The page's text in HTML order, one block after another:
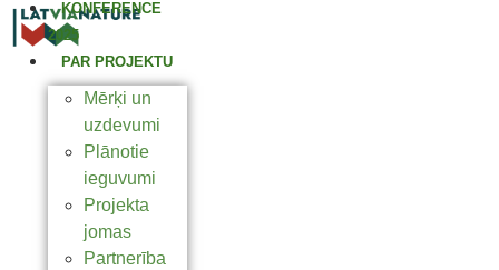
KONFERENCE
2025
PAR PROJEKTU
Mērķi un
uzdevumi
Plānotie
ieguvumi
Projekta
jomas
Partnerība